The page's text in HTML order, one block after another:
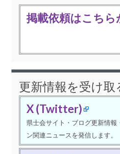
掲載依頼はこちら
更新情報を受け取
X (Twitter)
県士会サイト・ブログ更新情報
ン関連ニュースを発信します。